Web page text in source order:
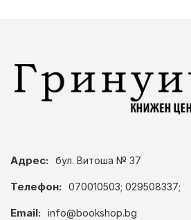
Адрес: бул. Витоша № 37
Телефон: 070010503; 029508337;
Email: info@bookshop.bg